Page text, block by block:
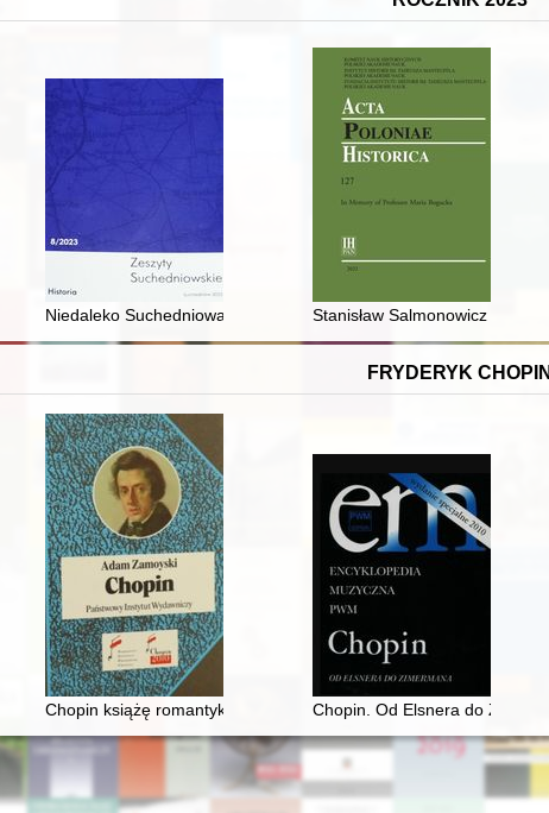
ludności województwa podlaskiego
Niedaleko Suchedniowa : gmina żydowska w Kamiennej do 1943
Stanisław Salmonowicz (9
FRYDERYK CHOPIN
1839-1845 : nauczanie i otoczenie Fryderyka Chopina w świetle
Chopin książę romantyków Chopin. Od Elsnera do